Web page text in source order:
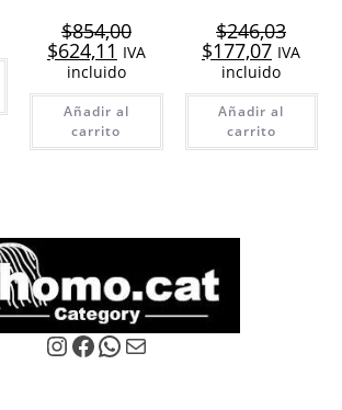
$854,00
El
precio
original
era:
$854,00.
$624,11 El
precio
actual
es:
$624,11.
IVA
incluido
Añadir al
carrito
$246,03
El
precio
original
era:
$246,03.
$177,07El
precio
actual
es:
$177,07.
IVA
incluido
Añadir al
carrito
Instagram
Facebook
WhatsApp
Correo electrónico